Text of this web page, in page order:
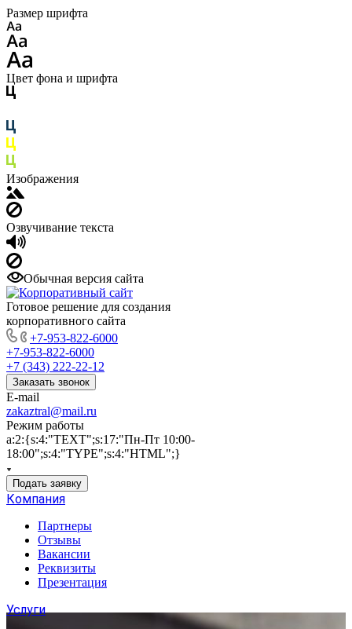
Размер шрифта
Цвет фона и шрифта
Изображения
Озвучивание текста
Обычная версия сайта
Готовое решение для создания
корпоративного сайта
+7-953-822-6000
+7-953-822-6000
+7 (343) 222-22-12
Заказать звонок
E-mail
zakaztral@mail.ru
Режим работы
a:2:{s:4:"TEXT";s:17:"Пн-Пт 10:00-
18:00";s:4:"TYPE";s:4:"HTML";}
Подать заявку
Компания
Партнеры
Отзывы
Вакансии
Реквизиты
Презентация
Услуги